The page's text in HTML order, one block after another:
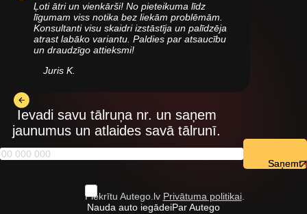
Ļoti ātri un vienkārši! No pieteikuma līdz
līgumam viss notika bez liekām problēmām.
Konsultanti visu skaidri izstāstīja un palīdzēja
atrast labāko variantu. Paldies par atsaucību
un draudzīgo attieksmi!
Juris K.
Ievadi savu tālruņa nr. un saņem
jaunumus un atlaides savā tālrunī.
Piekrītu Autego.lv Privātuma politikai.
Nauda auto iegādeiPar Autego